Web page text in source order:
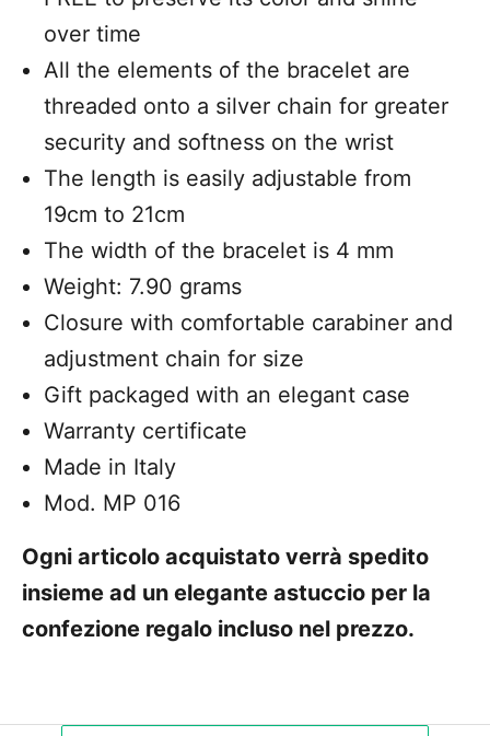
over time
All the elements of the bracelet are
threaded onto a silver chain for greater
security and softness on the wrist
The length is easily adjustable from
19cm to 21cm
The width of the bracelet is 4 mm
Weight: 7.90 grams
Closure with comfortable carabiner and
adjustment chain for size
Gift packaged with an elegant case
Warranty certificate
Made in Italy
Mod. MP 016
Ogni articolo acquistato verrà spedito
insieme ad un elegante astuccio per la
confezione regalo incluso nel prezzo.